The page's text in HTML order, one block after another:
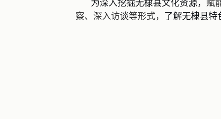
为深入挖掘无棣县文化资源， 赋
察、 深入访谈等形式， 了解无棣县特